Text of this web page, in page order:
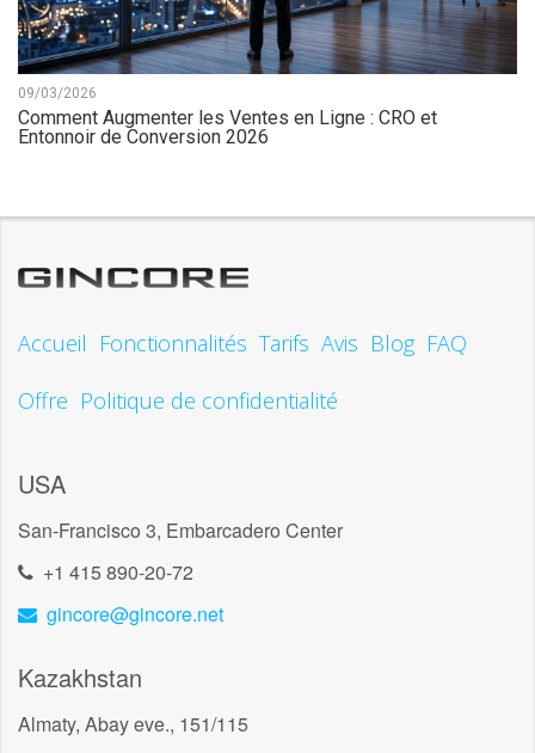
09/03/2026
Comment Augmenter les Ventes en Ligne : CRO et
Entonnoir de Conversion 2026
Accueil Fonctionnalités Tarifs Avis Blog FAQ
Offre Politique de confidentialité
USA
San-Francisco 3, Embarcadero Center
+1 415 890-20-72
gincore@gincore.net
Kazakhstan
Almaty, Abay eve., 151/115